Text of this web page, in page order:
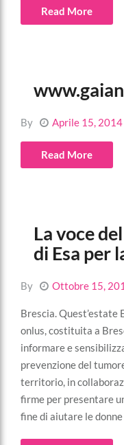
Read More
By Aprile 15, 2014
Read More
La voce
di Esa per
By Ottobre 15,
Brescia. Quest’estate
onlus, costituita a
informare e
prevenzione del
territorio, in
firme per presentare
fine di aiutare le donne